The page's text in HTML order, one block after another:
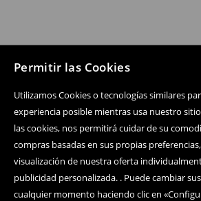
Permitir las Cookies
Utilizamos Cookies o tecnologías similares
experiencia posible mientras usa nuestro
las cookies, nos permitirá cuidar de su
compras basadas en sus propias
visualización de nuestra oferta
publicidad personalizada. . Puede cambiar
cualquier momento haciendo clic en